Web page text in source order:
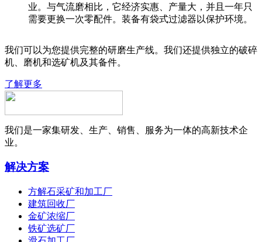
业。与气流磨相比，它经济实惠、产量大，并且一年只
需要更换一次零配件。装备有袋式过滤器以保护环境。
我们可以为您提供完整的研磨生产线。我们还提供独立的破碎
机、磨机和选矿机及其备件。
了解更多
我们是一家集研发、生产、销售、服务为一体的高新技术企
业。
解决方案
方解石采矿和加工厂
建筑回收厂
金矿浓缩厂
铁矿选矿厂